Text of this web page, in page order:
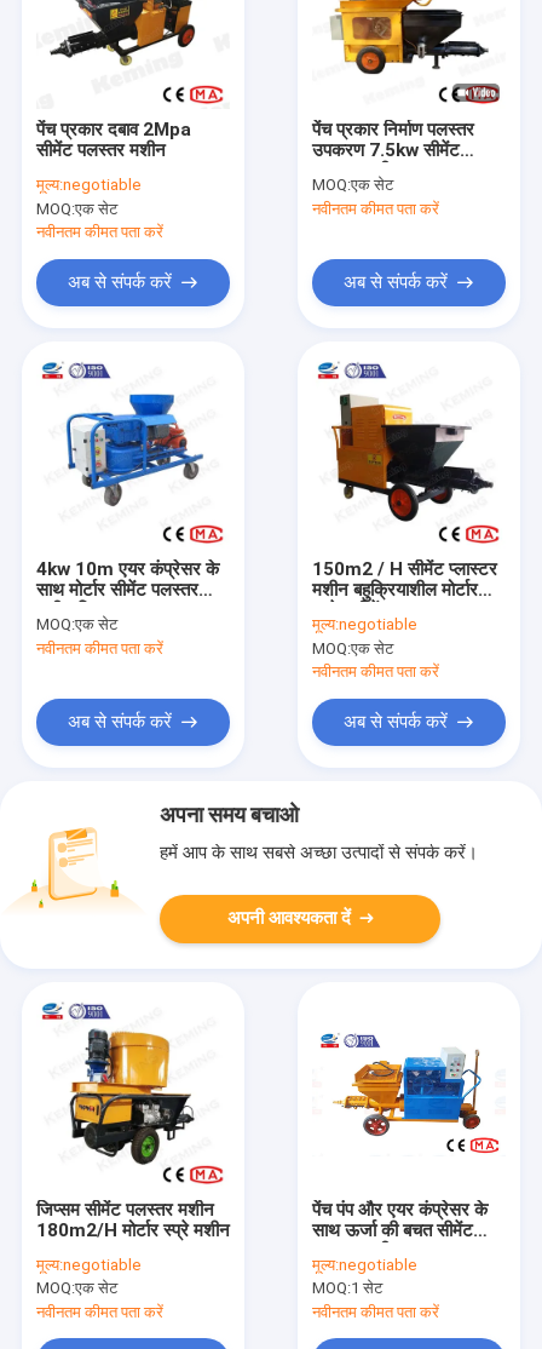
पेंच प्रकार दबाव 2Mpa
सीमेंट पलस्तर मशीन
मूल्य:negotiable
MOQ:एक सेट
नवीनतम कीमत पता करें
अब से संपर्क करें
पेंच प्रकार निर्माण पलस्तर
उपकरण 7.5kw सीमेंट
पलस्तर मशीन
MOQ:एक सेट
नवीनतम कीमत पता करें
अब से संपर्क करें
4kw 10m एयर कंप्रेसर के
साथ मोर्टार सीमेंट पलस्तर
मशीन छिड़काव
MOQ:एक सेट
नवीनतम कीमत पता करें
अब से संपर्क करें
150m2 / H सीमेंट प्लास्टर
मशीन बहुक्रियाशील मोर्टार
मूल्य:negotiable
MOQ:एक सेट
नवीनतम कीमत पता करें
अब से संपर्क करें
अपना समय बचाओ
हमें आप के साथ सबसे अच्छा उत्पादों से संपर्क करें।
अपनी आवश्यकता दें
जिप्सम सीमेंट पलस्तर मशीन
180m2/H मोर्टार स्प्रे मशीन
मूल्य:negotiable
MOQ:एक सेट
नवीनतम कीमत पता करें
पेंच पंप और एयर कंप्रेसर के
साथ ऊर्जा की बचत सीमेंट
मूल्य:negotiable
MOQ:1 सेट
नवीनतम कीमत पता करें